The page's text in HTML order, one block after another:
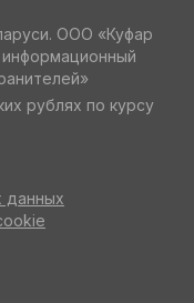
ООО «Куфар
рублях по курсу
данных